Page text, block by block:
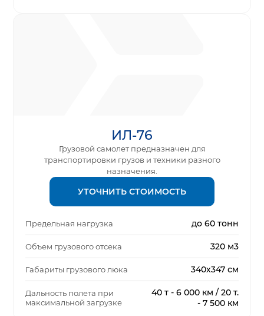
ИЛ-76
Грузовой самолет предназначен для
транспортировки грузов и техники разного
назначения.
УТОЧНИТЬ СТОИМОСТЬ
Предельная нагрузка до 60 тонн
Объем грузового отсека 320 м3
Габариты грузового люка 340х347 см
Дальность полета при
максимальной загрузке
40 т - 6 000 км / 20 т.
- 7 500 км